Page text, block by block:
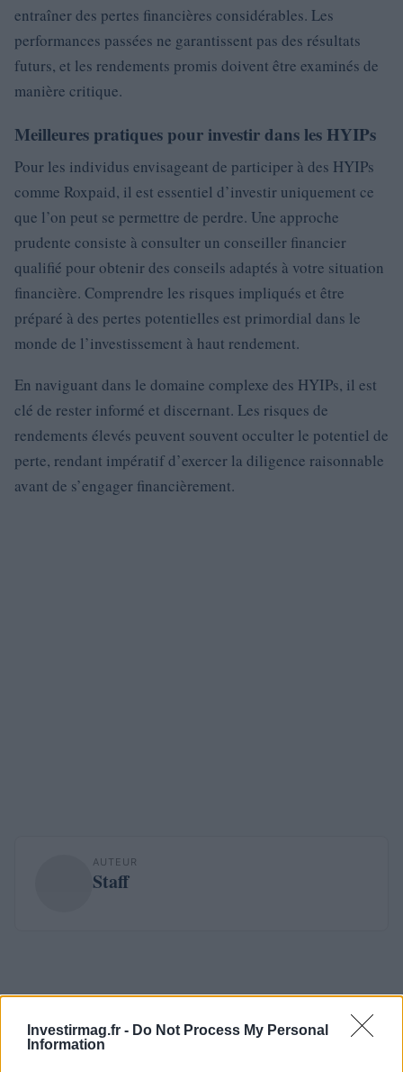
Investirmag.fr - Do Not Process My Personal
Information
entraîner des pertes financières considérables. Les
performances passées ne garantissent pas des résultats
futurs, et les rendements promis doivent être examinés de
manière critique.
Meilleures pratiques pour investir dans les HYIPs
Pour les individus envisageant de participer à des HYIPs
comme Roxpaid, il est essentiel d’investir uniquement ce
que l’on peut se permettre de perdre. Une approche
prudente consiste à consulter un conseiller financier
qualifié pour obtenir des conseils adaptés à votre situation
financière. Comprendre les risques impliqués et être
préparé à des pertes potentielles est primordial dans le
monde de l’investissement à haut rendement.
En naviguant dans le domaine complexe des HYIPs, il est
clé de rester informé et discernant. Les risques de
rendements élevés peuvent souvent occulter le potentiel de
perte, rendant impératif d’exercer la diligence raisonnable
avant de s’engager financièrement.
AUTEUR
Staff